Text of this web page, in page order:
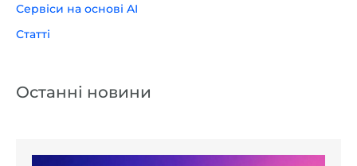
Сервіси на основі AI
Статті
Останні новини